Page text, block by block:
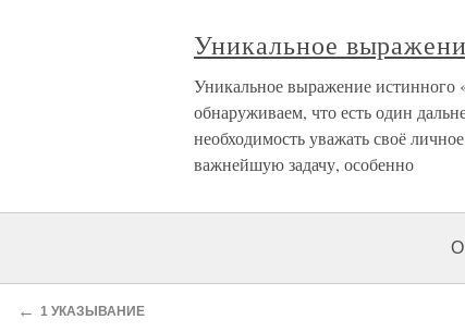
Уникальное
Уникальное выражение
обнаруживаем, что есть один
необходимость уважать своё
важнейшую задачу, особенно
О
← 1 УКАЗЫВАНИЕ